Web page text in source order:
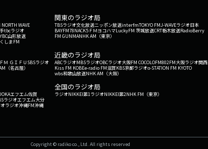
NORTH WAVE
tbcラジオ
YBC山形放送
しまFM
関東のラジオ局
TBSラジオ文化放送ニッポン放送interfmTOKYO FMJ-WAVEラジオ日本
BAYFM78NACK5 ＦＭヨコハマLuckyFM 茨城放送CRT栃木放送RadioBerry
FM GUNMANHK AM（東京）
ＦＭ ＧＩＦＵ SBSラジオ
（名古屋）
近畿のラジオ局
ABCラジオMBSラジオOBCラジオ大阪FM COCOLOFM802FM大阪ラジオ関西
Kiss FM KOBEe-radio FM滋賀KBS京都ラジオα-STATION FM KYOTO
wbs和歌山放送NHK AM（大阪）
エフエム佐賀
ラジオエフエム大分
ラジオ沖縄FM沖縄
全国のラジオ局
ラジオNIKKEI第1ラジオNIKKEI第2NHK FM（東京）
Copyright © radiko co., Ltd. All rights reserved